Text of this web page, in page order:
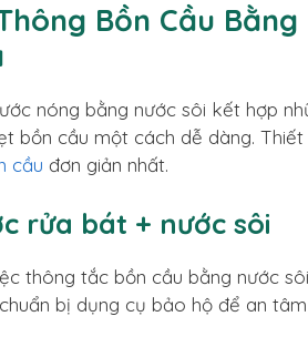
Bồn Cầu
nóng bằng nước sôi kết hợp
bồn cầu một cách dễ dàng.
cầu đơn giản nhất.
rửa bát + nước sôi
thông tắc bồn cầu bằng nước
bị dụng cụ bảo hộ để an